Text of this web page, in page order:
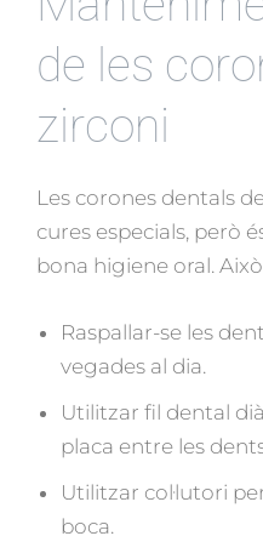
de les
zirconi
Les corones dentals
cures especials, però
bona higiene oral.
Raspallar-se les
vegades al dia.
Utilitzar fil dental
placa entre les
Utilitzar col·lutori
boca.